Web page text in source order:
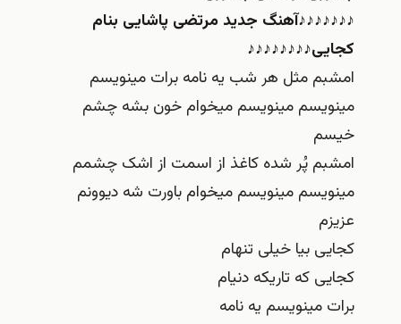
جدید مرتضی پاشایی بنام
مثل هر شب یه نامه برات مینویسم
مینویسم میخوام خون بشه چشم
پُر شده کاغذ از اسمت از اشک چشمم
مینویسم میخوام باورت شه دیوونم
بیا خیلی تنهام
که تاریکه دنیام
یه نامه